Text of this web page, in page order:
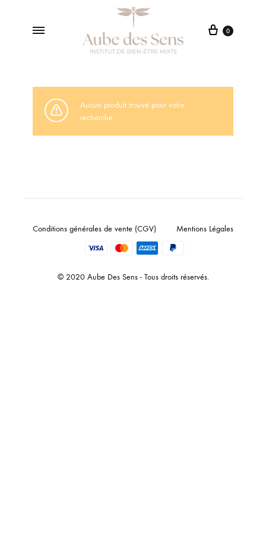
Sens
Beauté
à
Lentilly
0
Aucun produit trouvé pour votre
recherche.
© 2020 Aube Des Sens - Tous droits réservés.
Conditions générales de vente (CGV) Mentions Légales